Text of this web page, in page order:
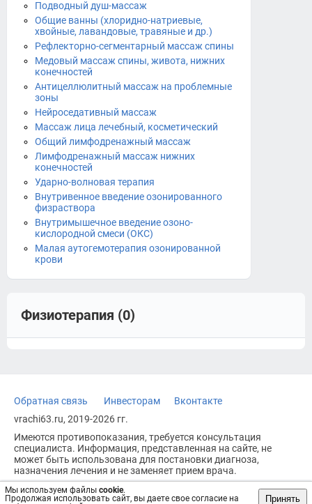
Мы используем файлы cookie.
Продолжая использовать сайт, вы даете свое согласие на
Принять
Подводный душ-массаж
Общие ванны (хлоридно-натриевые,
хвойные, лавандовые, травяные и др.)
Рефлекторно-сегментарный массаж спины
Медовый массаж спины, живота, нижних
конечностей
Антицеллюлитный массаж на проблемные
зоны
Нейроседативный массаж
Массаж лица лечебный, косметический
Общий лимфодренажный массаж
Лимфодренажный массаж нижних
конечностей
Ударно-волновая терапия
Внутривенное введение озонированного
физраствора
Внутримышечное введение озоно-
кислородной смеси (ОКС)
Малая аутогемотерапия озонированной
крови
Физиотерапия (0)
Обратная связь Инвесторам
Вконтакте
vrachi63.ru, 2019-2026 гг.
Имеются противопоказания, требуется консультация
специалиста. Информация, представленная на сайте, не
может быть использована для постановки диагноза,
назначения лечения и не заменяет прием врача.
Возрастное ограничение: 18+